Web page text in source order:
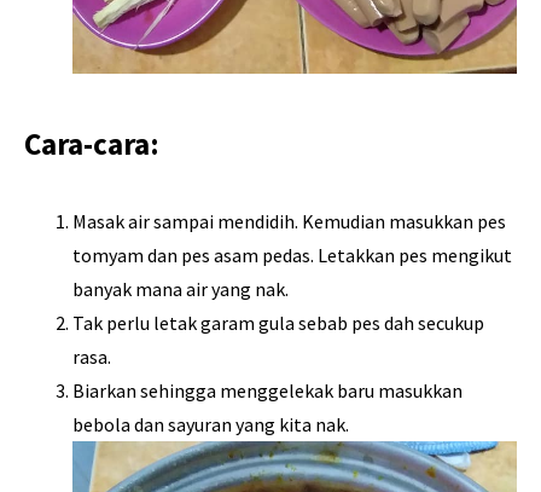
Cara-cara:
Masak air sampai mendidih. Kemudian masukkan pes
tomyam dan pes asam pedas. Letakkan pes mengikut
banyak mana air yang nak.
Tak perlu letak garam gula sebab pes dah secukup
rasa.
Biarkan sehingga menggelekak baru masukkan
bebola dan sayuran yang kita nak.